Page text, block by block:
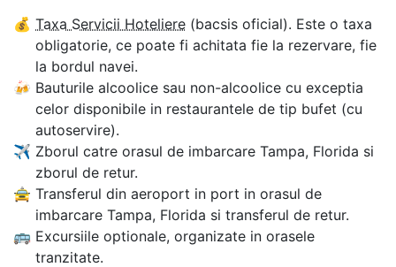
💰 Taxa Servicii Hoteliere (bacsis oficial). Este o taxa
obligatorie, ce poate fi achitata fie la rezervare, fie
la bordul navei.
🍻 Bauturile alcoolice sau non-alcoolice cu exceptia
celor disponibile in restaurantele de tip bufet (cu
autoservire).
✈ Zborul catre orasul de imbarcare Tampa, Florida si
zborul de retur.
🚖 Transferul din aeroport in port in orasul de
imbarcare Tampa, Florida si transferul de retur.
🚌 Excursiile optionale, organizate in orasele
tranzitate.